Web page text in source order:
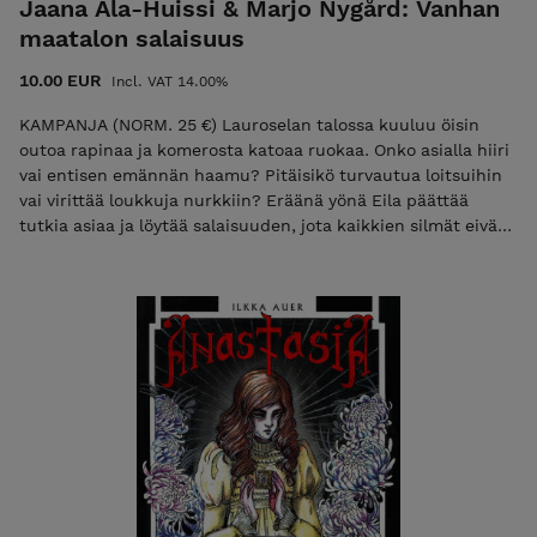
musiikki ja vinksahtanut kauneus. Tutustu tarkemmin:
iviart.net
Jaana Ala-Huissi & Marjo Nygård: Vanhan
maatalon salaisuus
10.00 EUR Incl. VAT 14.00%
KAMPANJA (NORM. 25 €) Lauroselan talossa kuuluu öisin
outoa rapinaa ja komerosta katoaa ruokaa. Onko asialla hiiri
vai entisen emännän haamu? Pitäisikö turvautua loitsuihin
vai virittää loukkuja nurkkiin? Eräänä yönä Eila päättää
tutkia asiaa ja löytää salaisuuden, jota kaikkien silmät eivät
tyttö alkaa selvittää kotitalonsa outoja tapahtumia. Kirjassa
kuvataan entisajan elämää, lehmilaitumella käyntiä ja
maalaistalon askareita. Niin tarina kuin kirjan kuvituskin
ovat saaneet inspiraatiota todellisesta paikasta. Ilmajoen
kirkonkylässä sijaitsevan Yli-Lauroselan vanhan maalaistalon
historia, tapahtumat ja miljöö ovat vaikuttaneet lastenkirjan
syntyyn. Talo toimii nykyään talomuseona. Katso: Kirjatraileri
Myös äänikirjana: Elisa Kirja ja Storytel Saatavilla myös
Kuvitus Marjo Nygård | 38 s. kovakantinen | ISBN 978-952-